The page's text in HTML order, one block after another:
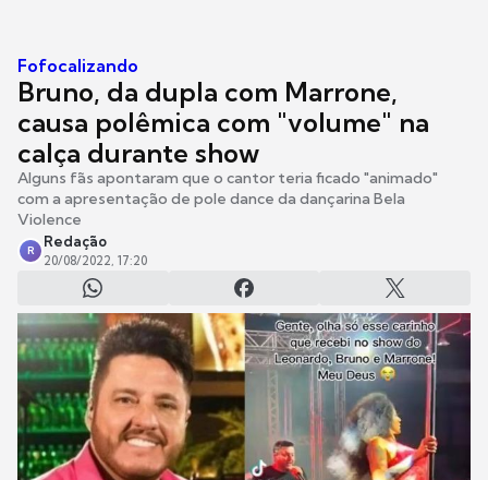
Fofocalizando
Bruno, da dupla com Marrone,
causa polêmica com "volume" na
calça durante show
Alguns fãs apontaram que o cantor teria ficado "animado"
com a apresentação de pole dance da dançarina Bela
Violence
R
Redação
20/08/2022, 17:20